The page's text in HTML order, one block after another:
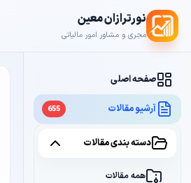
نورترازان معین
مجری و مشاور امور مالیاتی
صفحه اصلی
آرشیو مقالات 655
دسته بندی مقالات
همه مقالات